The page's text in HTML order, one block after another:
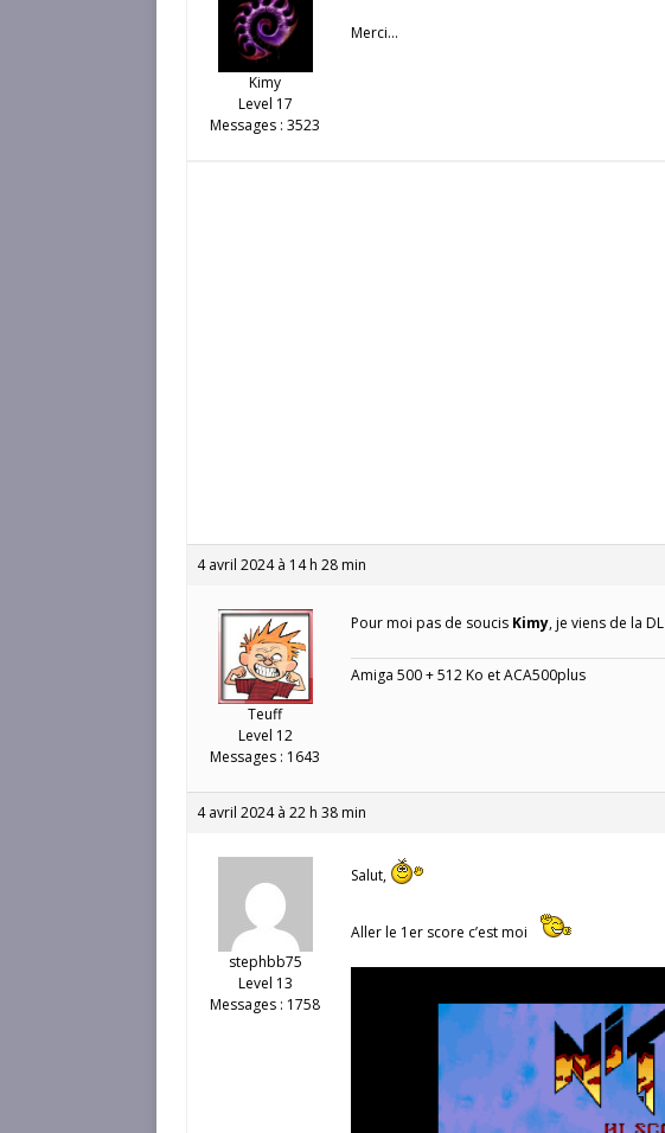
Kimy
Level 17
Messages : 3523
Merci…
4 avril 2024 à 14 h 28 min
Teuff
Level 12
Messages : 1643
Pour moi pas de soucis Kimy, je viens de la DL
Amiga 500 + 512 Ko et ACA500plus
4 avril 2024 à 22 h 38 min
stephbb75
Level 13
Messages : 1758
Salut,
Aller le 1er score c’est moi